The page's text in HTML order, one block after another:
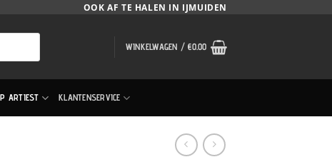
OOK AF TE HALEN IN IJMUIDEN
WINKELWAGEN /€0.00
ARTIEST KLANTENSERVICE